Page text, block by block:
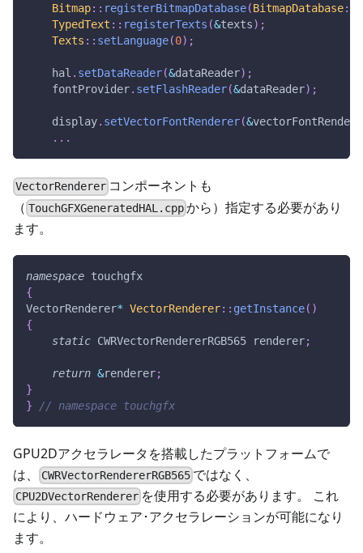
Bitmap:: registerBitmapDatabase(BitmapDatabase::
TypedText :: registerTexts (&texts) ;
Texts :: setLanguage(0) ;
    hal
. setDataReader(&dataReader) ;
    fontProvider
. setFlashReader(&dataReader) ;
    display
. setVectorFontRenderer(&
. . .
VectorRenderer コンポーネントも
（ TouchGFXGeneratedHAL.cpp から）指定する必要があり
ます。
namespace touchgfx
{
VectorRenderer* VectorRenderer:: getInstance( )
{
static CWRVectorRendererRGB565 renderer;
return &renderer;
}
}
// namespace touchgfx
GPU2Dアクセラレータを搭載したプラットフォームで
は、
CWRVectorRendererRGB565 ではなく、
CPU2DVectorRenderer を使用する必要があります。 これ
により、ハードウェア･アクセラレーションが可能になり
ます。